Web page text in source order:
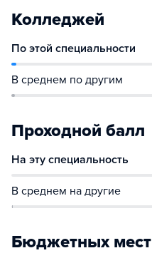
Колледжей
По этой специальности
В среднем по другим
Проходной балл
На эту специальность
В среднем на другие
Бюджетных мест